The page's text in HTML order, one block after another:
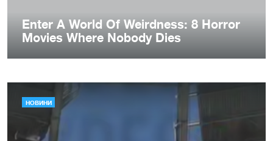
НОВИНИ